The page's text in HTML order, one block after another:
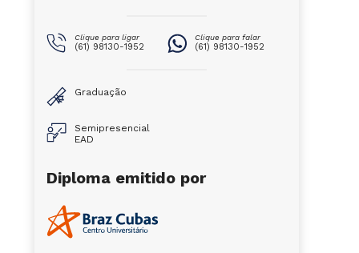
Clique para ligar
(61) 98130-1952
Clique para falar
(61) 98130-1952
Graduação
Semipresencial
EAD
Diploma emitido por